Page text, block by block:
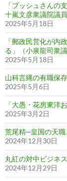
「ブッシュさんの
十嵐文彦衆議院議
2025年5月18日
「郵政民営化が内
る」（小泉龍司衆
2025年5月18日
山科言縄の有職保
2025年5月6日
「大愚・花房東洋
2025年3月2日
荒尾精─皇国の天
2024年12月30日
丸紅の対中ビジネ
2024年12月29日